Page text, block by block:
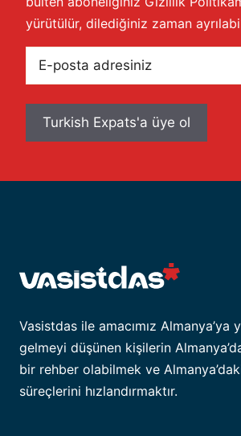
yürütülür, dilediğiniz zaman
posta
Vasistdas ile amacımız Almanya’ya
gelmeyi düşünen kişilerin
bir rehber olabilmek ve
süreçlerini hızlandırmaktır.